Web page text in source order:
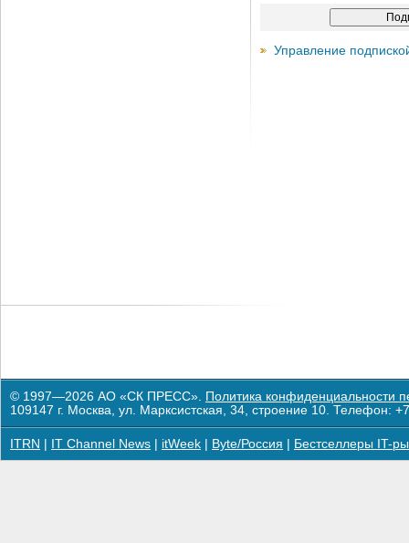
Управление
© 1997—2026 АО «СК ПРЕСС». Политика конфиденциальности
109147 г. Москва, ул. Марксистская, 34, строение 10. Телефон:
ITRN IT Channel News itWeek Byte/Россия Бестселлеры IT-